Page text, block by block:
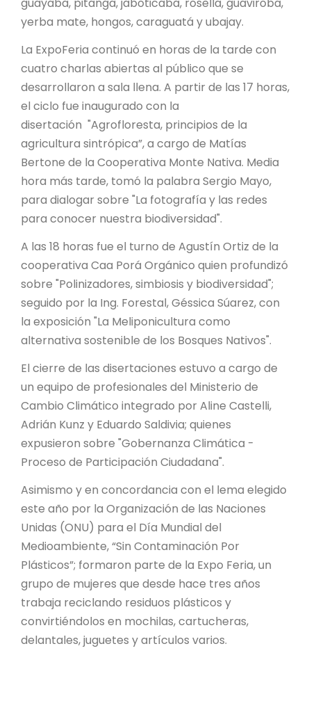
yerba mate, hongos, caraguatá y ubajay.
La ExpoFeria continuó en horas de la tarde con
cuatro charlas abiertas al público que se
desarrollaron a sala llena. A partir de las 17 horas,
el ciclo fue inaugurado con la
disertación "Agrofloresta, principios de la
agricultura sintrópica”, a cargo de Matías
Bertone de la Cooperativa Monte Nativa. Media
hora más tarde, tomó la palabra Sergio Mayo,
para dialogar sobre "La fotografía y las redes
para conocer nuestra biodiversidad".
A las 18 horas fue el turno de Agustín Ortiz de la
cooperativa Caa Porá Orgánico quien profundizó
sobre "Polinizadores, simbiosis y biodiversidad";
seguido por la Ing. Forestal, Géssica Súarez, con
la exposición "La Meliponicultura como
alternativa sostenible de los Bosques Nativos".
El cierre de las disertaciones estuvo a cargo de
un equipo de profesionales del Ministerio de
Cambio Climático integrado por Aline Castelli,
Adrián Kunz y Eduardo Saldivia; quienes
expusieron sobre "Gobernanza Climática -
Proceso de Participación Ciudadana".
Asimismo y en concordancia con el lema elegido
este año por la Organización de las Naciones
Unidas (ONU) para el Día Mundial del
Medioambiente, “Sin Contaminación Por
Plásticos”; formaron parte de la Expo Feria, un
grupo de mujeres que desde hace tres años
trabaja reciclando residuos plásticos y
convirtiéndolos en mochilas, cartucheras,
delantales, juguetes y artículos varios.